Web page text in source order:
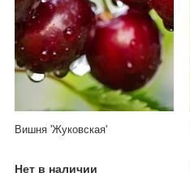
Вишня 'Жуковская'
Нет в наличии